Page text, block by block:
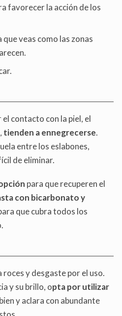
favorecer la acción de los
veas como las zonas
el contacto con la piel, el
tienden a ennegrecerse.
entre los eslabones,
de eliminar.
para que recuperen el
con bicarbonato y
que cubra todos los
y desgaste por el uso.
y su brillo, opta por utilizar
y aclara con abundante